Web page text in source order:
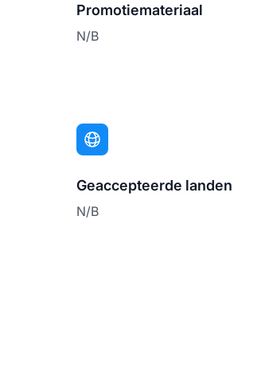
Promotiemateriaal
N/B
Geaccepteerde landen
N/B